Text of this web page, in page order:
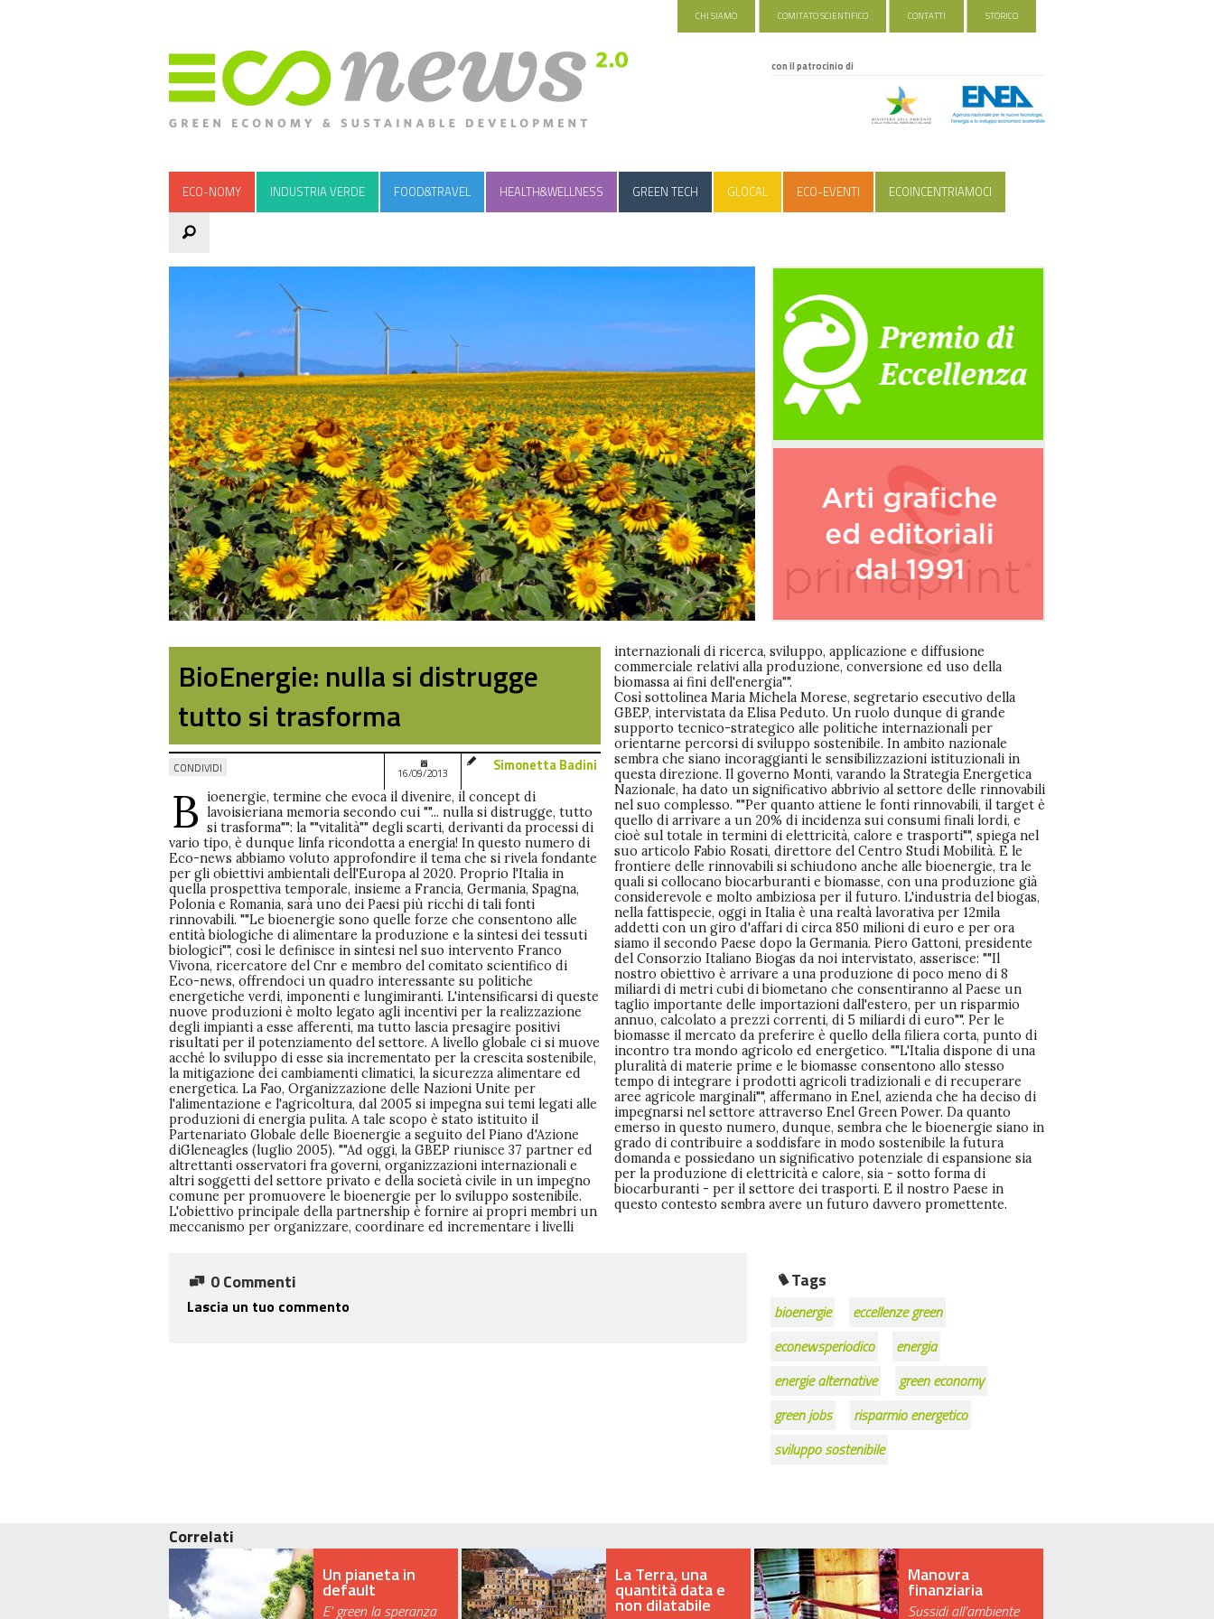
CHI SIAMO COMITATO SCIENTIFICO CONTATTI STORICO
con il patrocinio di
ECO-NOMY INDUSTRIA VERDE FOOD&TRAVEL HEALTH&WELLNESS GREEN TECH GLOCAL ECO-EVENTI ECOINCENTRIAMOCI
BioEnergie: nulla si distrugge
tutto si trasforma
CONDIVIDI 16/09/2013 Simonetta Badini
B
ioenergie, termine che evoca il divenire, il concept di
lavoisieriana memoria secondo cui ""... nulla si distrugge, tutto
si trasforma"": la ""vitalità"" degli scarti, derivanti da processi di
vario tipo, è dunque linfa ricondotta a energia! In questo numero di
Eco-news abbiamo voluto approfondire il tema che si rivela fondante
per gli obiettivi ambientali dell'Europa al 2020. Proprio l'Italia in
quella prospettiva temporale, insieme a Francia, Germania, Spagna,
Polonia e Romania, sarà uno dei Paesi più ricchi di tali fonti
rinnovabili. ""Le bioenergie sono quelle forze che consentono alle
entità biologiche di alimentare la produzione e la sintesi dei tessuti
biologici"", così le definisce in sintesi nel suo intervento Franco
Vivona, ricercatore del Cnr e membro del comitato scientifico di
Eco-news, offrendoci un quadro interessante su politiche
energetiche verdi, imponenti e lungimiranti. L'intensificarsi di queste
nuove produzioni è molto legato agli incentivi per la realizzazione
degli impianti a esse afferenti, ma tutto lascia presagire positivi
risultati per il potenziamento del settore. A livello globale ci si muove
acché lo sviluppo di esse sia incrementato per la crescita sostenibile,
la mitigazione dei cambiamenti climatici, la sicurezza alimentare ed
energetica. La Fao, Organizzazione delle Nazioni Unite per
l'alimentazione e l'agricoltura, dal 2005 si impegna sui temi legati alle
produzioni di energia pulita. A tale scopo è stato istituito il
Partenariato Globale delle Bioenergie a seguito del Piano d'Azione
diGleneagles (luglio 2005). ""Ad oggi, la GBEP riunisce 37 partner ed
altrettanti osservatori fra governi, organizzazioni internazionali e
altri soggetti del settore privato e della società civile in un impegno
comune per promuovere le bioenergie per lo sviluppo sostenibile.
L'obiettivo principale della partnership è fornire ai propri membri un
meccanismo per organizzare, coordinare ed incrementare i livelli
internazionali di ricerca, sviluppo, applicazione e diffusione
commerciale relativi alla produzione, conversione ed uso della
biomassa ai fini dell'energia"".
Così sottolinea Maria Michela Morese, segretario esecutivo della
GBEP, intervistata da Elisa Peduto. Un ruolo dunque di grande
supporto tecnico-strategico alle politiche internazionali per
orientarne percorsi di sviluppo sostenibile. In ambito nazionale
sembra che siano incoraggianti le sensibilizzazioni istituzionali in
questa direzione. Il governo Monti, varando la Strategia Energetica
Nazionale, ha dato un significativo abbrivio al settore delle rinnovabili
nel suo complesso. ""Per quanto attiene le fonti rinnovabili, il target è
quello di arrivare a un 20% di incidenza sui consumi finali lordi, e
cioè sul totale in termini di elettricità, calore e trasporti"", spiega nel
suo articolo Fabio Rosati, direttore del Centro Studi Mobilità. E le
frontiere delle rinnovabili si schiudono anche alle bioenergie, tra le
quali si collocano biocarburanti e biomasse, con una produzione già
considerevole e molto ambiziosa per il futuro. L'industria del biogas,
nella fattispecie, oggi in Italia è una realtà lavorativa per 12mila
addetti con un giro d'affari di circa 850 milioni di euro e per ora
siamo il secondo Paese dopo la Germania. Piero Gattoni, presidente
del Consorzio Italiano Biogas da noi intervistato, asserisce: ""Il
nostro obiettivo è arrivare a una produzione di poco meno di 8
miliardi di metri cubi di biometano che consentiranno al Paese un
taglio importante delle importazioni dall'estero, per un risparmio
annuo, calcolato a prezzi correnti, di 5 miliardi di euro"". Per le
biomasse il mercato da preferire è quello della filiera corta, punto di
incontro tra mondo agricolo ed energetico. ""L'Italia dispone di una
pluralità di materie prime e le biomasse consentono allo stesso
tempo di integrare i prodotti agricoli tradizionali e di recuperare
aree agricole marginali"", affermano in Enel, azienda che ha deciso di
impegnarsi nel settore attraverso Enel Green Power. Da quanto
emerso in questo numero, dunque, sembra che le bioenergie siano in
grado di contribuire a soddisfare in modo sostenibile la futura
domanda e possiedano un significativo potenziale di espansione sia
per la produzione di elettricità e calore, sia - sotto forma di
biocarburanti - per il settore dei trasporti. E il nostro Paese in
questo contesto sembra avere un futuro davvero promettente.
0 Commenti
Lascia un tuo commento
Tags
bioenergie
eccellenze green
econewsperiodico
energia
energie alternative
green economy
green jobs
risparmio energetico
sviluppo sostenibile
Correlati
Un pianeta in
default
E' green la speranza
La Terra, una
quantità data e
non dilatabile
Manovra
finanziaria
Sussidi all’ambiente